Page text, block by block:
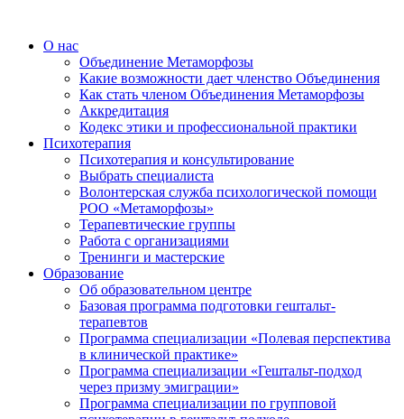
О нас
Объединение Метаморфозы
Какие возможности дает членство Объединения
Как стать членом Объединения Метаморфозы
Аккредитация
Кодекс этики и профессиональной практики
Психотерапия
Психотерапия и консультирование
Выбрать специалиста
Волонтерская служба психологической помощи
РОО «Метаморфозы»
Терапевтические группы
Работа с организациями
Тренинги и мастерские
Образование
Об образовательном центре
Базовая программа подготовки гештальт-
терапевтов
Программа специализации «Полевая перспектива
в клинической практике»
Программа специализации «Гештальт-подход
через призму эмиграции»
Программа специализации по групповой